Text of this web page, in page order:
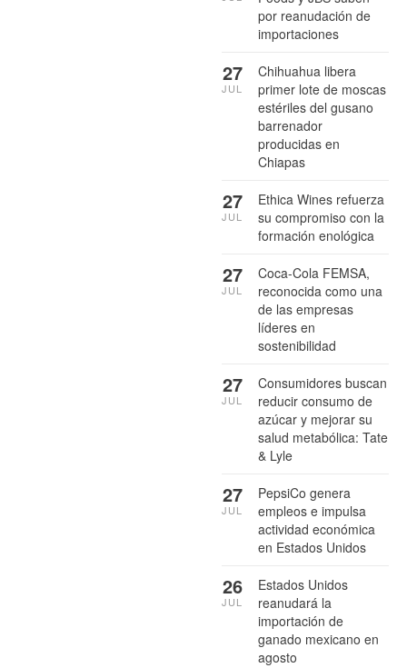
por reanudación de
importaciones
Chihuahua libera
primer lote de moscas
estériles del gusano
barrenador
producidas en
Chiapas
27
JUL
Ethica Wines refuerza
su compromiso con la
formación enológica
27
JUL
Coca-Cola FEMSA,
reconocida como una
de las empresas
líderes en
sostenibilidad
27
JUL
Consumidores buscan
reducir consumo de
azúcar y mejorar su
salud metabólica: Tate
& Lyle
27
JUL
PepsiCo genera
empleos e impulsa
actividad económica
en Estados Unidos
27
JUL
Estados Unidos
reanudará la
importación de
ganado mexicano en
agosto
26
JUL